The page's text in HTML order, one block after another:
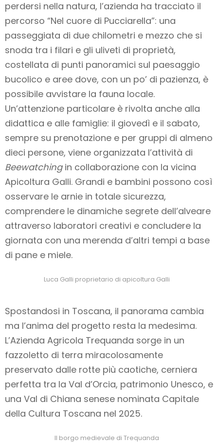
perdersi nella natura, l’azienda ha tracciato il
percorso “Nel cuore di Pucciarella”: una
passeggiata di due chilometri e mezzo che si
snoda tra i filari e gli uliveti di proprietà,
costellata di punti panoramici sul paesaggio
bucolico e aree dove, con un po’ di pazienza, è
possibile avvistare la fauna locale.
Un’attenzione particolare è rivolta anche alla
didattica e alle famiglie: il giovedì e il sabato,
sempre su prenotazione e per gruppi di almeno
dieci persone, viene organizzata l’attività di
Beewatchingin collaborazione con la vicina
Apicoltura Galli. Grandi e bambini possono così
osservare le arnie in totale sicurezza,
comprendere le dinamiche segrete dell’alveare
attraverso laboratori creativi e concludere la
giornata con una merenda d’altri tempi a base
di pane e miele.
Luca Galli proprietario di apicoltura Galli
Spostandosi in Toscana, il panorama cambia
ma l’anima del progetto resta la medesima.
L’Azienda Agricola Trequanda sorge in un
fazzoletto di terra miracolosamente
preservato dalle rotte più caotiche, cerniera
perfetta tra la Val d’Orcia, patrimonio Unesco, e
una Val di Chiana senese nominata Capitale
della Cultura Toscana nel 2025.
Il borgo medievale di Trequanda